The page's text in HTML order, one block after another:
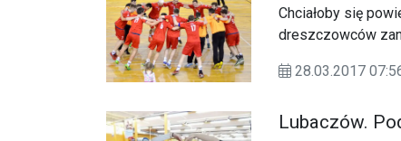
Chciałoby się
dreszczowców
(19:9) odnosząc
28.03.2017
Lubaczów.